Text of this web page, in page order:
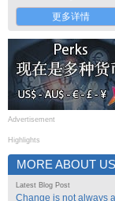
更多详情
Advertisement
Highlights
MORE ABOUT US
Latest Blog Post
Change is not always a